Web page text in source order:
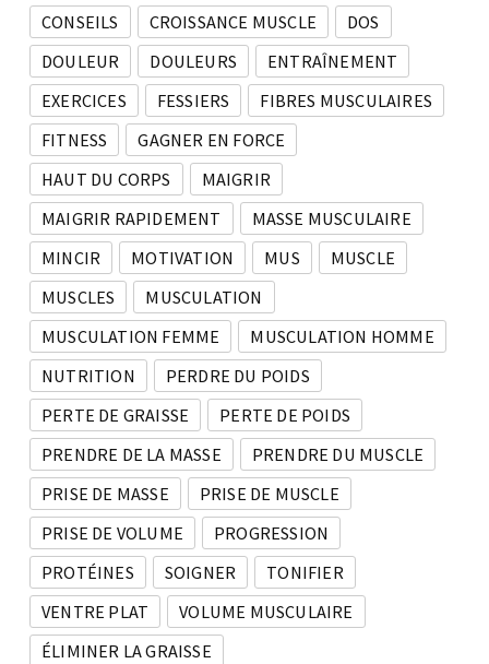
CONSEILS
CROISSANCE MUSCLE
DOS
DOULEUR
DOULEURS
ENTRAÎNEMENT
EXERCICES
FESSIERS
FIBRES MUSCULAIRES
FITNESS
GAGNER EN FORCE
HAUT DU CORPS
MAIGRIR
MAIGRIR RAPIDEMENT
MASSE MUSCULAIRE
MINCIR
MOTIVATION MUS
MUSCLE
MUSCLES
MUSCULATION
MUSCULATION FEMME
MUSCULATION HOMME
NUTRITION
PERDRE DU POIDS
PERTE DE GRAISSE
PERTE DE POIDS
PRENDRE DE LA MASSE
PRENDRE DU MUSCLE
PRISE DE MASSE
PRISE DE MUSCLE
PRISE DE VOLUME
PROGRESSION
PROTÉINES
SOIGNER
TONIFIER
VENTRE PLAT
VOLUME MUSCULAIRE
ÉLIMINER LA GRAISSE